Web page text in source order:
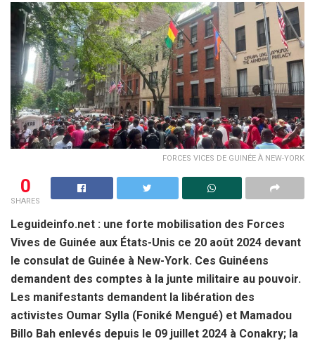
FORCES VICES DE GUINÉE À NEW-YORK
0
SHARES
Leguideinfo.net : une forte mobilisation des Forces
Vives de Guinée aux États-Unis ce 20 août 2024 devant
le consulat de Guinée à New-York. Ces Guinéens
demandent des comptes à la junte militaire au pouvoir.
Les manifestants demandent la libération des
activistes Oumar Sylla (Foniké Mengué) et Mamadou
Billo Bah enlevés depuis le 09 juillet 2024 à Conakry; la